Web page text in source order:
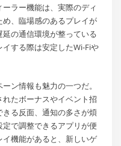
ラー機能は、実際のディ
、臨場感のあるプレイが
の通信環境が整っている
する際は安定したWi-Fiや
ン情報も魅力の一つだ。
たボーナスやイベント招
る反面、通知の多さが煩
で調整できるアプリが便
機能があると、新しいゲ